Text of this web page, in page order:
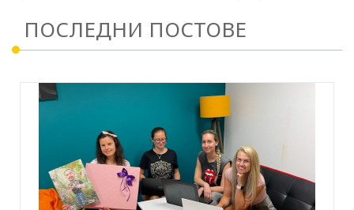
ПОСЛЕДНИ ПОСТОВЕ